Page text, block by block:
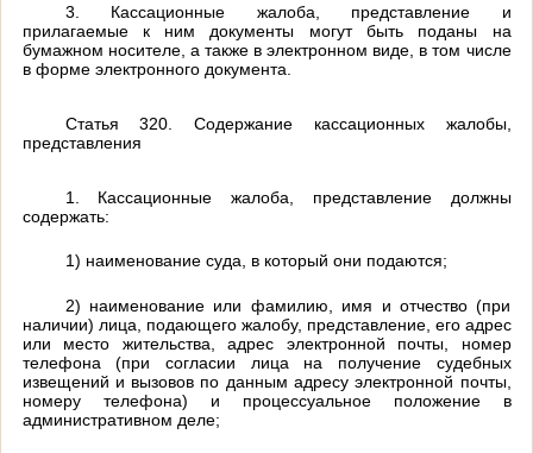
3. Кассационные жалоба, представление и
прилагаемые к ним документы могут быть поданы на
бумажном носителе, а также в электронном виде, в том числе
в форме электронного документа.
Статья 320. Содержание кассационных жалобы,
представления
1. Кассационные жалоба, представление должны
содержать:
1) наименование суда, в который они подаются;
2) наименование или фамилию, имя и отчество (при
наличии) лица, подающего жалобу, представление, его адрес
или место жительства, адрес электронной почты, номер
телефона (при согласии лица на получение судебных
извещений и вызовов по данным адресу электронной почты,
номеру телефона) и процессуальное положение в
административном деле;